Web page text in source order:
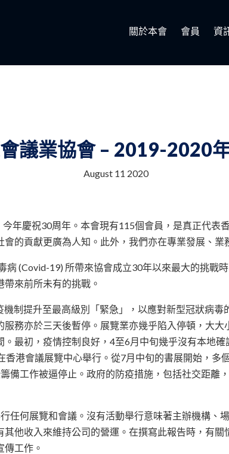
關於本會 會員 資
議業協會 – 2019-2020
August 11 2020
年慶祝30周年。本會現有115個會員，是真正代表
的貢獻更廣為人知。此外，我們亦在專業發展、業
(Covid-19) 所帶來協會成立30年以來最大的挑戰
來前所未有的挑戰。
制提升至最高級別「緊急」，以應對新型冠狀病
務亦於三天後暫停。展覽業亦幾乎陷入停頓，大
最初，疫情控制良好，4至6月中旬幾乎沒有本地
港會議展覽中心舉行。從7月中旬的書展開始，多
備工作被逼停止。政府的防疫措施，包括社交距離
任何展覽和會議。沒有活動舉行意味著主辦機構、
他收入來維持公司的營運。在撰寫此報告時，有
工作。